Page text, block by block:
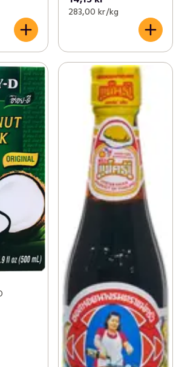
283,00 kr /kg